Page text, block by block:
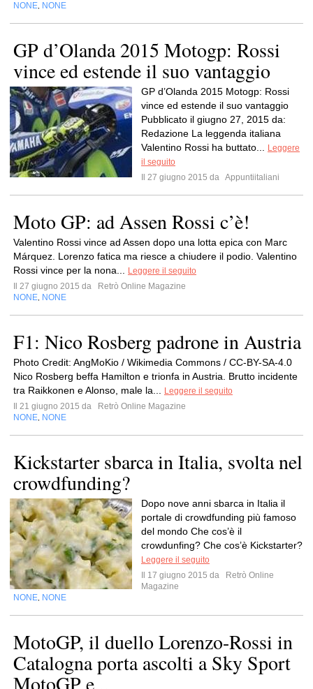
NONE NONE
GP d’Olanda 2015 Motogp: Rossi
vince ed estende il suo vantaggio
GP d’Olanda 2015 Motogp: Rossi
vince ed estende il suo vantaggio
Pubblicato il giugno 27, 2015 da:
Redazione La leggenda italiana
Valentino Rossi ha buttato...
Leggere
il seguito
Il 27 giugno 2015 da Appuntiitaliani
Moto GP: ad Assen Rossi c’è!
Valentino Rossi vince ad Assen dopo una lotta epica con Marc
Márquez. Lorenzo fatica ma riesce a chiudere il podio. Valentino
Rossi vince per la nona...
Leggere il seguito
Il 27 giugno 2015 da
Retrò Online Magazine
NONE NONE
F1: Nico Rosberg padrone in Austria
Photo Credit: AngMoKio / Wikimedia Commons / CC-BY-SA-4.0
Nico Rosberg beffa Hamilton e trionfa in Austria. Brutto incidente
tra Raikkonen e Alonso, male la...
Leggere il seguito
Il 21 giugno 2015 da
Retrò Online Magazine
NONE NONE
Kickstarter sbarca in Italia, svolta nel
crowdfunding?
Dopo nove anni sbarca in Italia il
portale di crowdfunding più famoso
del mondo Che cos’è il
crowdunfing? Che cos’è Kickstarter?
Leggere il seguito
Il 17 giugno 2015 da
Retrò Online
Magazine
NONE NONE
MotoGP, il duello Lorenzo-Rossi in
Catalogna porta ascolti a Sky Sport
MotoGP e...